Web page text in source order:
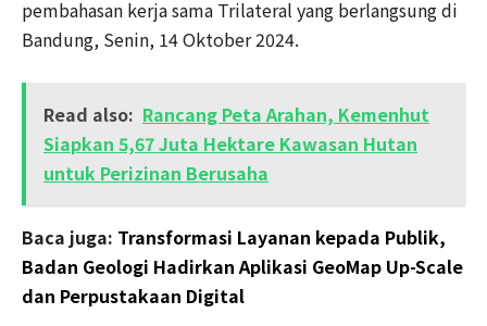
pembahasan kerja sama Trilateral yang berlangsung di
Bandung, Senin, 14 Oktober 2024.
Read also: Rancang Peta Arahan, Kemenhut
Siapkan 5,67 Juta Hektare Kawasan Hutan
untuk Perizinan Berusaha
Baca juga: Transformasi Layanan kepada Publik,
Badan Geologi Hadirkan Aplikasi GeoMap Up-Scale
dan Perpustakaan Digital